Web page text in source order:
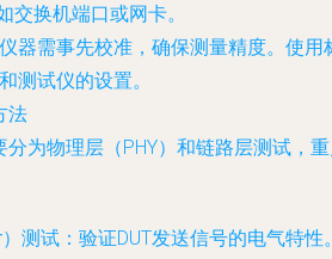
交换机端口或网卡。
器需事先校准，确保测量精度。使用
测试仪的设置。
法
为物理层（PHY）和链路层测试，
测试 ：验证DUT发送信号的电气特性